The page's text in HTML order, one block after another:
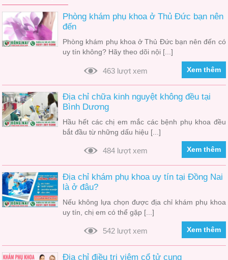
Phòng khám phụ khoa ở Thủ Đức bạn nên
đến
Phòng khám phụ khoa ở Thủ Đức bạn nên đến có
uy tín không? Hãy theo dõi nội [...]
463 lượt xem Xem thêm
Địa chỉ chữa kinh nguyệt không đều tại
Bình Dương
Hầu hết các chị em mắc các bệnh phụ khoa đều
bắt đầu từ những dấu hiệu [...]
484 lượt xem Xem thêm
Địa chỉ khám phụ khoa uy tín tại Đồng Nai
là ở đâu?
Nếu không lựa chọn được địa chỉ khám phụ khoa
uy tín, chị em có thể gặp [...]
542 lượt xem Xem thêm
Địa chỉ điều trị viêm cổ tử cung